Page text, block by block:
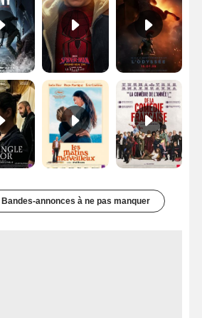
Le Triangle d'or Bande-annonce VF De la Comédie-Française Teaser VF
Bandes-annonces à ne pas manquer